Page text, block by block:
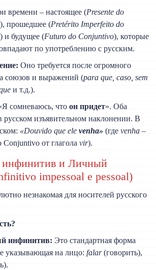
времени – настоящее (Presente do
), прошедшее (Pretérito Imperfeito do
) и будущее (Futuro do Conjuntivo), которые
по употреблению с русским.
Оно требуется после огромного
союзов и выражений (para que, caso, sem
и т.д.).
сомневаюсь, чтоон придет». Оба
русском изъявительном наклонении. В
«Douvido que elevenha» (гдеvenha –
Conjuntivo от глаголаvir).
инфинитив и Личный
impessoal e pessoal)
незнакомая для носителей русского
инфинитив: Это стандартная форма
указывающая на лицо:falar(говорить),